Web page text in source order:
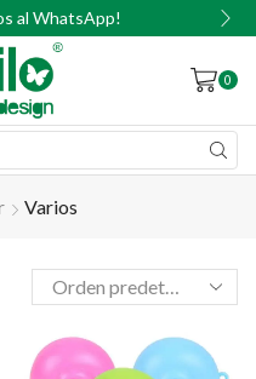
al WhatsApp!
0
Varios